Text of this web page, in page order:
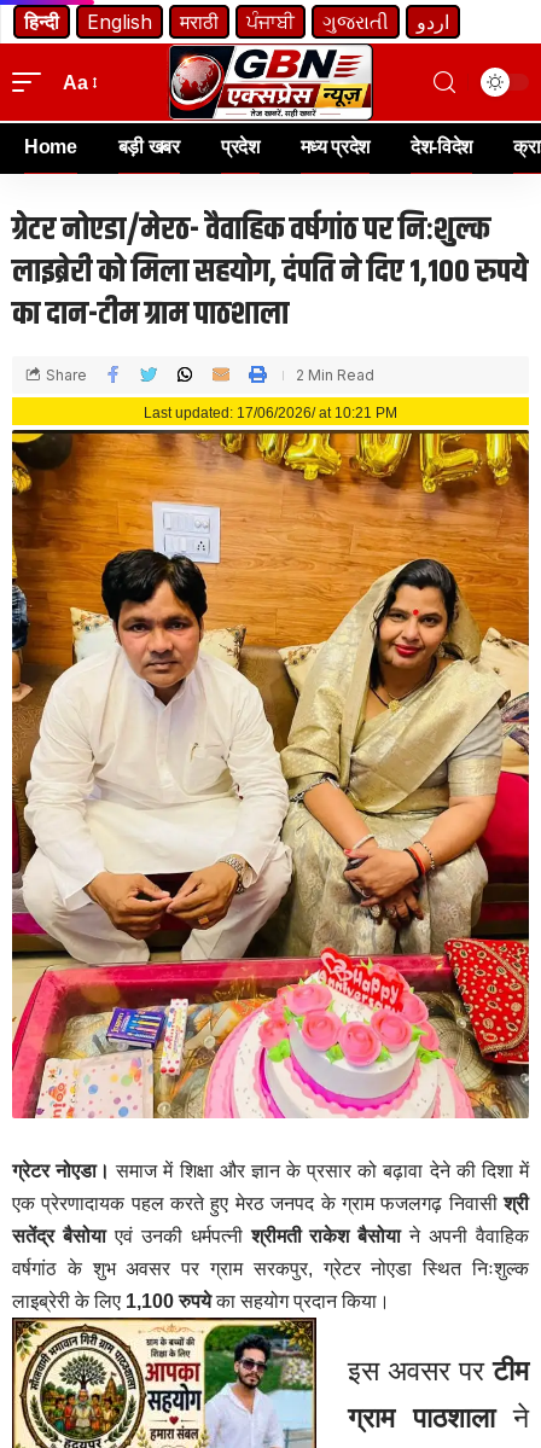
हिन्दी English मराठी ਪੰਜਾਬੀ ગુજરાતી اردو
Aa
Home बड़ी खबर प्रदेश मध्य प्रदेश देश-विदेश
ग्रेटर नोएडा/मेरठ- वैवाहिक वर्षगांठ पर निःशुल्क
लाइब्रेरी को मिला सहयोग, दंपति ने दिए 1,100 रुपये
का दान-टीम ग्राम पाठशाला
Last updated: 17/06/2026/ at 10:21 PM
Share 2 Min Read
ग्रेटर नोएडा। समाज में शिक्षा और ज्ञान के प्रसार को बढ़ावा देने की दिशा में
एक प्रेरणादायक पहल करते हुए मेरठ जनपद के ग्राम फजलगढ़ निवासीश्री
सतेंद्र बैसोयाएवं उनकी धर्मपत्नीश्रीमती राकेश बैसोयाने अपनी वैवाहिक
वर्षगांठ के शुभ अवसर पर ग्राम सरकपुर, ग्रेटर नोएडा स्थित निःशुल्क
लाइब्रेरी के लिए 1,100 रुपयेका सहयोग प्रदान किया।
इस अवसर परटीम
ग्राम पाठशालाने